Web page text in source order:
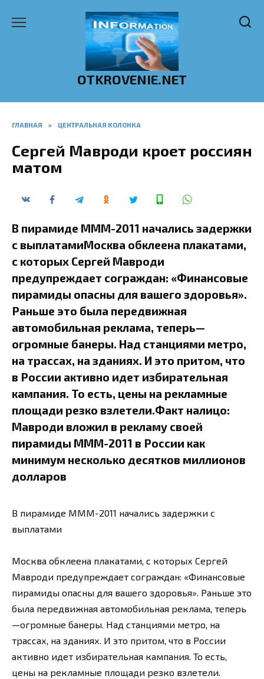
OTKROVENIE.NET
ГЛАВНАЯ » ЦЕНТРАЛЬНАЯ КОЛОНКА
Сергей Мавроди кроет россиян
матом
В пирамиде МММ-2011 начались задержки
с выплатамиМосква обклеена плакатами,
с которых Сергей Мавроди
предупреждает сограждан: «Финансовые
пирамиды опасны для вашего здоровья».
Раньше это была передвижная
автомобильная реклама, теперь—
огромные банеры. Над станциями метро,
на трассах, на зданиях. И это притом, что
в России активно идет избирательная
кампания. То есть, цены на рекламные
площади резко взлетели.Факт налицо:
Мавроди вложил в рекламу своей
пирамиды МММ-2011 в России как
минимум несколько десятков миллионов
долларов
В пирамиде МММ-2011 начались задержки с
выплатами
Москва обклеена плакатами, с которых Сергей
Мавроди предупреждает сограждан: «Финансовые
пирамиды опасны для вашего здоровья». Раньше это
была передвижная автомобильная реклама, теперь
—огромные банеры. Над станциями метро, на
трассах, на зданиях. И это притом, что в России
активно идет избирательная кампания. То есть,
цены на рекламные площади резко взлетели.